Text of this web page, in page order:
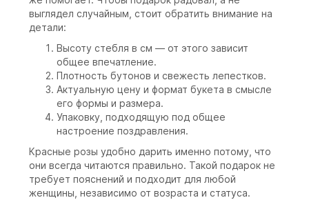
выглядел случайным, стоит обратить внимание на
детали:
Высоту стебля в см — от этого зависит
общее впечатление.
Плотность бутонов и свежесть лепестков.
Актуальную цену и формат букета в смысле
его формы и размера.
Упаковку, подходящую под общее
настроение поздравления.
Красные розы удобно дарить именно потому, что
они всегда читаются правильно. Такой подарок не
требует пояснений и подходит для любой
женщины, независимо от возраста и статуса.